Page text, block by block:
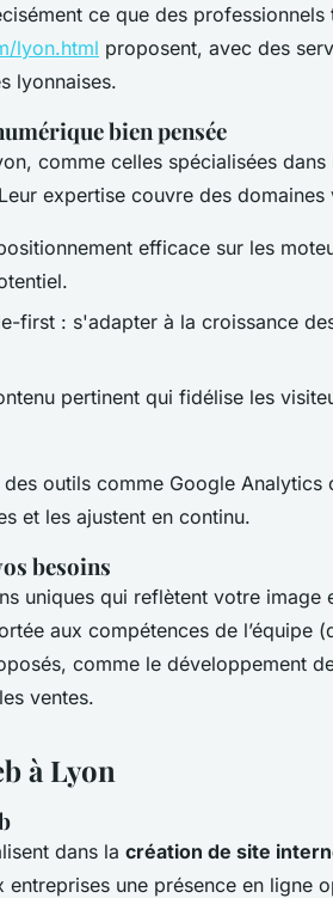
ce que des professionnels
lyon.html proposent, avec des
lyonnaises.
bien pensée
comme celles spécialisées dans
expertise couvre des domaines
efficace sur les
first : s'adapter à la croissance
pertinent qui fidélise les
outils comme Google Analytics
et les ajustent en continu.
besoins
uniques qui reflètent votre image
aux compétences de l’équipe
comme le développement
ventes.
à Lyon
dans la création de site
une présence en ligne